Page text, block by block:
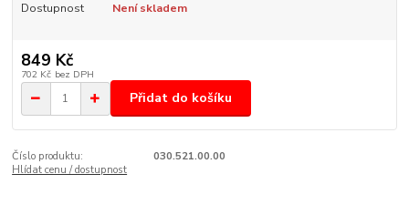
Dostupnost Není skladem
849 Kč
702 Kč bez DPH
Přidat do košíku
Číslo produktu:
030.521.00.00
Hlídat cenu / dostupnost